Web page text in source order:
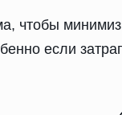
чтобы
если